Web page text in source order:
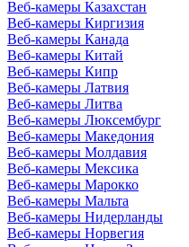
Веб-камеры Казахстан
Веб-камеры Киргизия
Веб-камеры Канада
Веб-камеры Китай
Веб-камеры Кипр
Веб-камеры Латвия
Веб-камеры Литва
Веб-камеры Люксембург
Веб-камеры Македония
Веб-камеры Молдавия
Веб-камеры Мексика
Веб-камеры Марокко
Веб-камеры Мальта
Веб-камеры Нидерланды
Веб-камеры Норвегия